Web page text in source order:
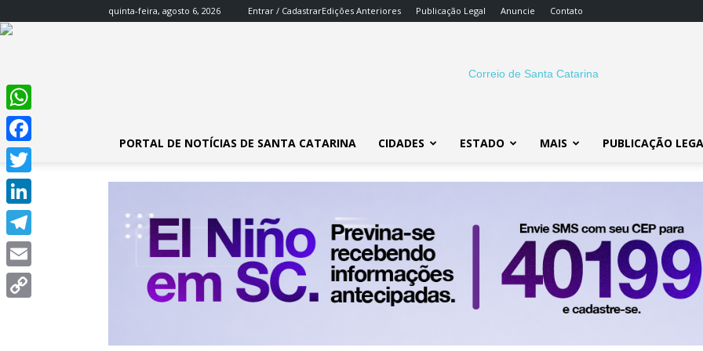
quinta-feira, agosto 6, 2026 Entrar / CadastrarEdições Anteriores Publicação Legal Anuncie Contato
SC
PORTAL DE NOTÍCIAS DE SANTA CATARINA CIDADES ESTADO MAIS PUBLICAÇÃO
WhatsApp
Facebook
Twitter
LinkedIn
Telegram
Email